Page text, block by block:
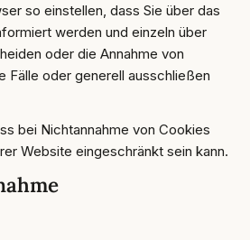
so einstellen, dass Sie über das
werden und einzeln über
oder die Annahme von
Fälle oder generell ausschließen
bei Nichtannahme von Cookies
Website eingeschränkt sein kann.